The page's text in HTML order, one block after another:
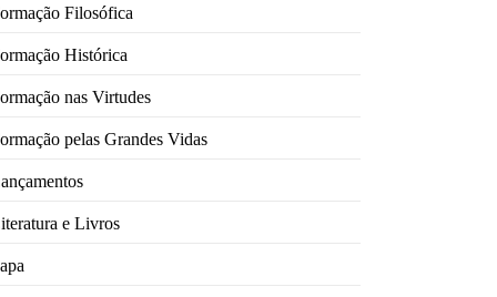
Filosófica
Histórica
nas Virtudes
pelas Grandes Vidas
e Livros